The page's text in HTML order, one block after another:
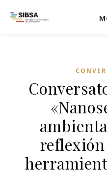
reflexión